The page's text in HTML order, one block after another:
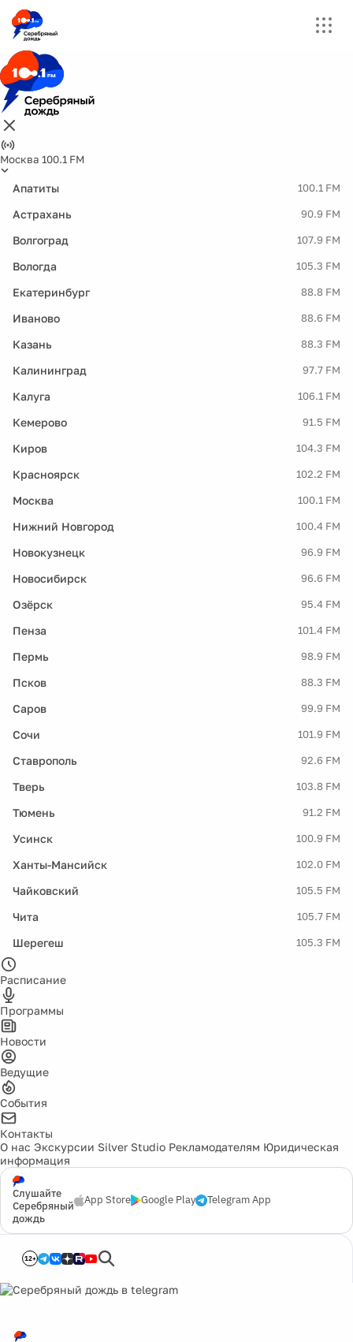
Москва 100.1 FM
Апатиты 100.1 FM
Астрахань 90.9 FM
Волгоград 107.9 FM
Вологда 105.3 FM
Екатеринбург 88.8 FM
Иваново 88.6 FM
Казань 88.3 FM
Калининград 97.7 FM
Калуга 106.1 FM
Кемерово 91.5 FM
Киров 104.3 FM
Красноярск 102.2 FM
Москва 100.1 FM
Нижний Новгород 100.4 FM
Новокузнецк 96.9 FM
Новосибирск 96.6 FM
Озёрск 95.4 FM
Пенза 101.4 FM
Пермь 98.9 FM
Псков 88.3 FM
Саров 99.9 FM
Сочи 101.9 FM
Ставрополь 92.6 FM
Тверь 103.8 FM
Тюмень 91.2 FM
Усинск 100.9 FM
Ханты-Мансийск 102.0 FM
Чайковский 105.5 FM
Чита 105.7 FM
Шерегеш 105.3 FM
Расписание
Программы
Новости
Ведущие
События
Контакты
О нас Экскурсии Silver Studio Рекламодателям Юридическая
информация
Слушайте
Серебряный
дождь
App Store Google Play Telegram App
12+